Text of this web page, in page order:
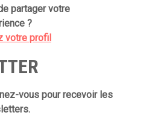
partager votre
?
votre profil
vous pour recevoir les